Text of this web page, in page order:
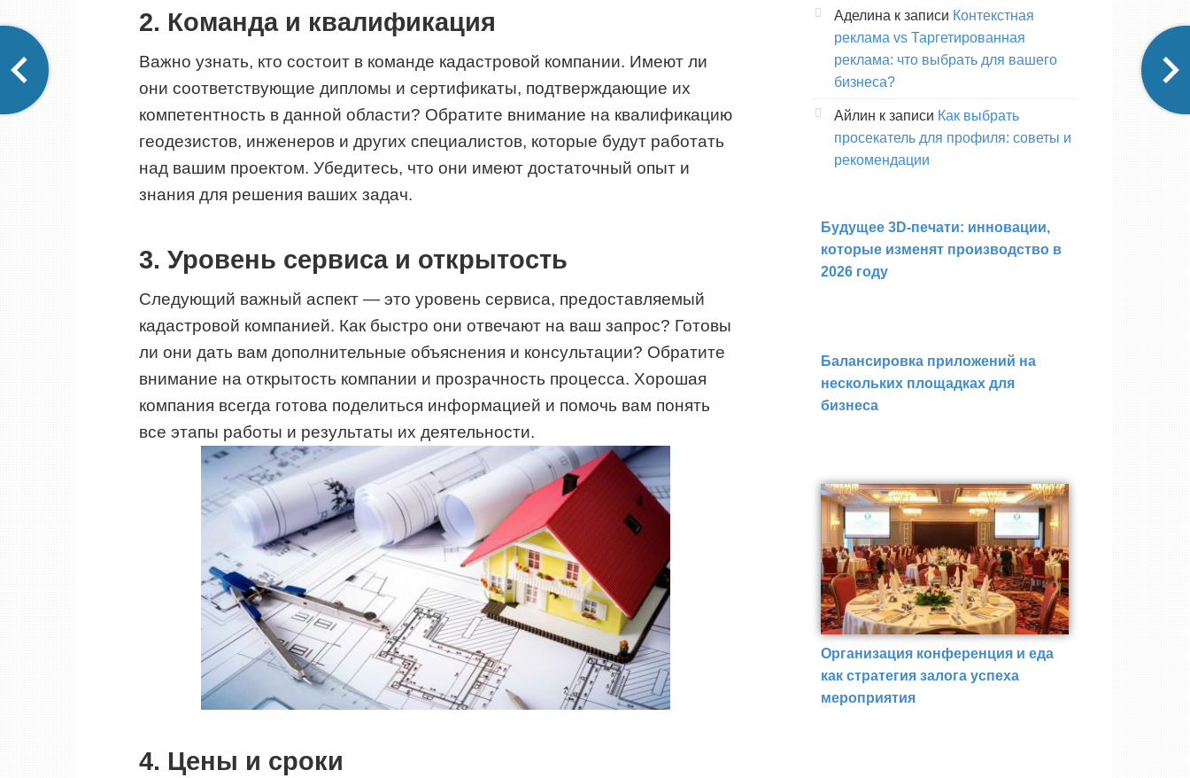
2. Команда и квалификация
Важно узнать, кто состоит в команде кадастровой компании. Имеют ли
они соответствующие дипломы и сертификаты, подтверждающие их
компетентность в данной области? Обратите внимание на квалификацию
геодезистов, инженеров и других специалистов, которые будут работать
над вашим проектом. Убедитесь, что они имеют достаточный опыт и
знания для решения ваших задач.
3. Уровень сервиса и открытость
Следующий важный аспект — это уровень сервиса, предоставляемый
кадастровой компанией. Как быстро они отвечают на ваш запрос? Готовы
ли они дать вам дополнительные объяснения и консультации? Обратите
внимание на открытость компании и прозрачность процесса. Хорошая
компания всегда готова поделиться информацией и помочь вам понять
все этапы работы и результаты их деятельности.
4. Цены и сроки
Аделина к записи Контекстная
реклама vs Таргетированная
реклама: что выбрать для вашего
бизнеса?
Айлин к записи Как выбрать
просекатель для профиля: советы и
рекомендации
Будущее 3D-печати: инновации,
которые изменят производство в
2026 году
Балансировка приложений на
нескольких площадках для
бизнеса
Организация конференция и еда
как стратегия залога успеха
мероприятия